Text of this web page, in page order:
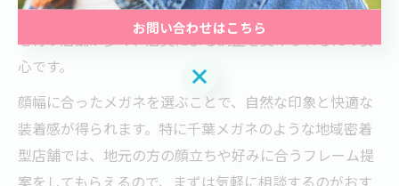
千葉県内の眼鏡店では、丁寧なフィッティングサービス
を行う店舗が多く、店員による調整を受けられるため安
心です。
顔幅に合ったメガネを選ぶことで、自然な印象と快適な
装着感が得られます。特に千葉メガネのような地域密着
型店舗では、地元の方の顔立ちや好みに合うフレーム提
案をしてもらえるので、まずは気軽に相談するのがおす
お問い合わせはこちら
お問い合わせはこちら